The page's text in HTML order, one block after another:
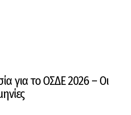
για το ΟΣΔΕ 2026 – Οι